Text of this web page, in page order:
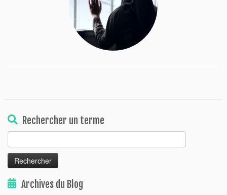
Rechercher un terme
Archives du Blog